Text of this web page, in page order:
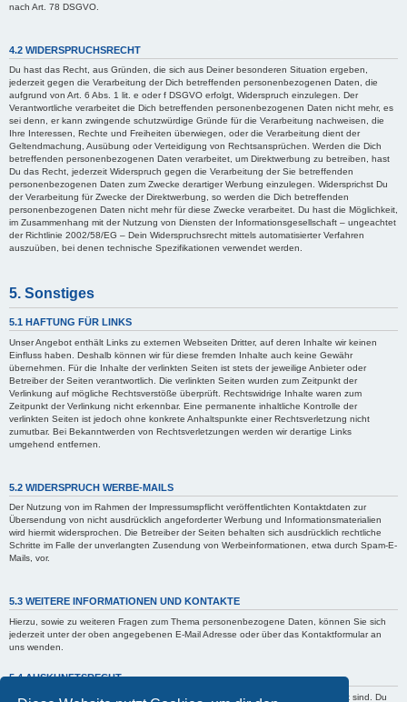
nach Art. 78 DSGVO.
4.2 WIDERSPRUCHSRECHT
Du hast das Recht, aus Gründen, die sich aus Deiner besonderen Situation ergeben,
jederzeit gegen die Verarbeitung der Dich betreffenden personenbezogenen Daten, die
aufgrund von Art. 6 Abs. 1 lit. e oder f DSGVO erfolgt, Widerspruch einzulegen. Der
Verantwortliche verarbeitet die Dich betreffenden personenbezogenen Daten nicht mehr, es
sei denn, er kann zwingende schutzwürdige Gründe für die Verarbeitung nachweisen, die
Ihre Interessen, Rechte und Freiheiten überwiegen, oder die Verarbeitung dient der
Geltendmachung, Ausübung oder Verteidigung von Rechtsansprüchen. Werden die Dich
betreffenden personenbezogenen Daten verarbeitet, um Direktwerbung zu betreiben, hast
Du das Recht, jederzeit Widerspruch gegen die Verarbeitung der Sie betreffenden
personenbezogenen Daten zum Zwecke derartiger Werbung einzulegen. Widersprichst Du
der Verarbeitung für Zwecke der Direktwerbung, so werden die Dich betreffenden
personenbezogenen Daten nicht mehr für diese Zwecke verarbeitet. Du hast die Möglichkeit,
im Zusammenhang mit der Nutzung von Diensten der Informationsgesellschaft – ungeachtet
der Richtlinie 2002/58/EG – Dein Widerspruchsrecht mittels automatisierter Verfahren
auszuüben, bei denen technische Spezifikationen verwendet werden.
5. Sonstiges
5.1 HAFTUNG FÜR LINKS
Unser Angebot enthält Links zu externen Webseiten Dritter, auf deren Inhalte wir keinen
Einfluss haben. Deshalb können wir für diese fremden Inhalte auch keine Gewähr
übernehmen. Für die Inhalte der verlinkten Seiten ist stets der jeweilige Anbieter oder
Betreiber der Seiten verantwortlich. Die verlinkten Seiten wurden zum Zeitpunkt der
Verlinkung auf mögliche Rechtsverstöße überprüft. Rechtswidrige Inhalte waren zum
Zeitpunkt der Verlinkung nicht erkennbar. Eine permanente inhaltliche Kontrolle der
verlinkten Seiten ist jedoch ohne konkrete Anhaltspunkte einer Rechtsverletzung nicht
zumutbar. Bei Bekanntwerden von Rechtsverletzungen werden wir derartige Links
umgehend entfernen.
5.2 WIDERSPRUCH WERBE-MAILS
Der Nutzung von im Rahmen der Impressumspflicht veröffentlichten Kontaktdaten zur
Übersendung von nicht ausdrücklich angeforderter Werbung und Informationsmaterialien
wird hiermit widersprochen. Die Betreiber der Seiten behalten sich ausdrücklich rechtliche
Schritte im Falle der unverlangten Zusendung von Werbeinformationen, etwa durch Spam-E-
Mails, vor.
5.3 WEITERE INFORMATIONEN UND KONTAKTE
Hierzu, sowie zu weiteren Fragen zum Thema personenbezogene Daten, können Sie sich
jederzeit unter der oben angegebenen E-Mail Adresse oder über das Kontaktformular an
uns wenden.
5.4 AUSKUNFTSRECHT
Der Betreiber erteilt dir auf Anfrage Auskunft, welche Daten über dich gespeichert sind. Du